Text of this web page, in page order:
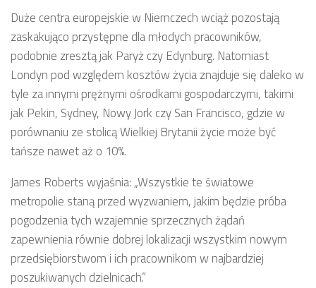
Duże centra europejskie w Niemczech wciąż pozostają
zaskakująco przystępne dla młodych pracowników,
podobnie zresztą jak Paryż czy Edynburg. Natomiast
Londyn pod względem kosztów życia znajduje się daleko w
tyle za innymi prężnymi ośrodkami gospodarczymi, takimi
jak Pekin, Sydney, Nowy Jork czy San Francisco, gdzie w
porównaniu ze stolicą Wielkiej Brytanii życie może być
tańsze nawet aż o 10%.
James Roberts wyjaśnia: „Wszystkie te światowe
metropolie staną przed wyzwaniem, jakim będzie próba
pogodzenia tych wzajemnie sprzecznych żądań
zapewnienia równie dobrej lokalizacji wszystkim nowym
przedsiębiorstwom i ich pracownikom w najbardziej
poszukiwanych dzielnicach.”